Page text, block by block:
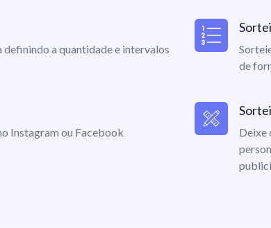
a quantidade e intervalos
de
Instagram ou Facebook
Deixe